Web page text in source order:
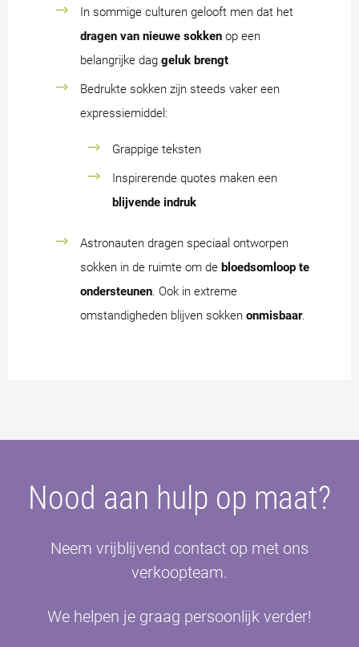
In sommige culturen gelooft men dat het
dragen van nieuwe sokken op een
belangrijke dag geluk brengt
Bedrukte sokken zijn steeds vaker een
expressiemiddel:
Grappige teksten
Inspirerende quotes maken een
blijvende indruk
Astronauten dragen speciaal ontworpen
sokken in de ruimte om de bloedsomloop te
ondersteunen. Ook in extreme
omstandigheden blijven sokken onmisbaar.
Nood aan hulp op maat?
Neem vrijblijvend contact op met ons
verkoopteam.
We helpen je graag persoonlijk verder!